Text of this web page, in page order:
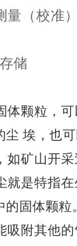
量（校准
储
体颗粒，
尘 埃，也
如矿山开
就是特指
的固体颗
吸附其他